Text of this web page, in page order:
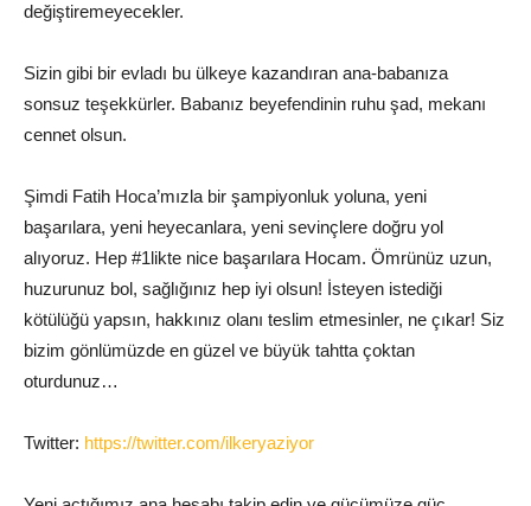
değiştiremeyecekler.
Sizin gibi bir evladı bu ülkeye kazandıran ana-babanıza
sonsuz teşekkürler. Babanız beyefendinin ruhu şad, mekanı
cennet olsun.
Şimdi Fatih Hoca’mızla bir şampiyonluk yoluna, yeni
başarılara, yeni heyecanlara, yeni sevinçlere doğru yol
alıyoruz. Hep #1likte nice başarılara Hocam. Ömrünüz uzun,
huzurunuz bol, sağlığınız hep iyi olsun! İsteyen istediği
kötülüğü yapsın, hakkınız olanı teslim etmesinler, ne çıkar! Siz
bizim gönlümüzde en güzel ve büyük tahtta çoktan
oturdunuz…
Twitter: https://twitter.com/ilkeryaziyor